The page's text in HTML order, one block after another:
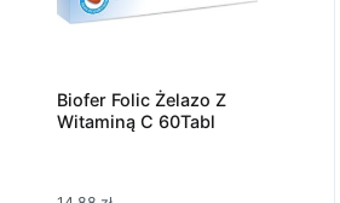
Biofer Folic Żelazo Z
Witaminą C 60Tabl